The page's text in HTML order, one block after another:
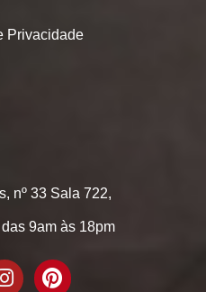
Privacidade
nº 33 Sala 722,
9am às 18pm